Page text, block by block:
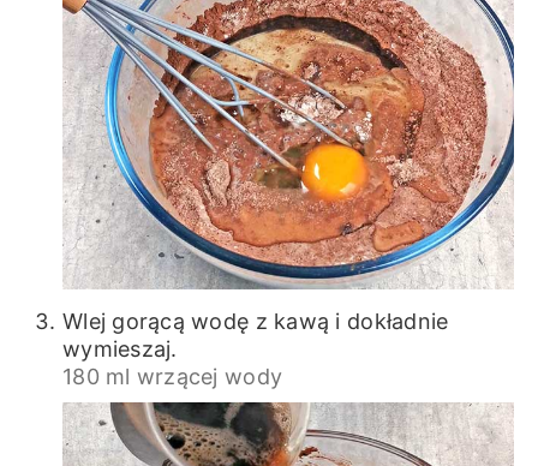
Wlej gorącą wodę z kawą i dokładnie
wymieszaj.
180 ml wrzącej wody